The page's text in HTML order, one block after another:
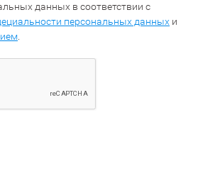
данных в соответствии с
персональных данных и